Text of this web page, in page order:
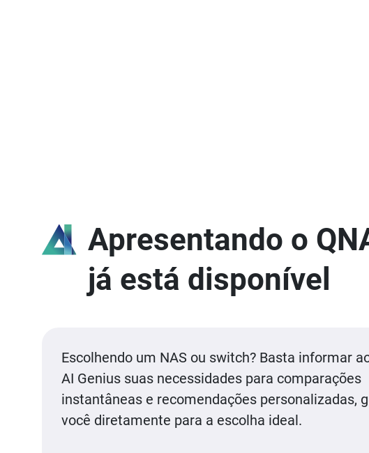
Apresentando o
já está disponível
Escolhendo um NAS ou switch? Basta informar
AI Genius suas necessidades para comparações
instantâneas e recomendações personalizadas,
você diretamente para a escolha ideal.
Recomende um NAS de IA. Como